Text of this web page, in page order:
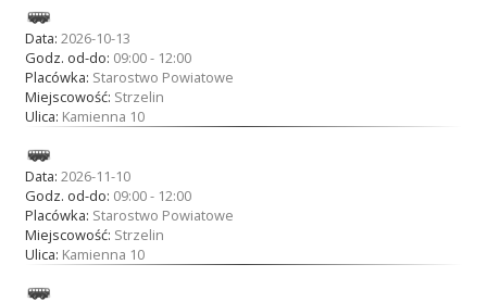
Data: 2026-10-13
Godz. od-do: 09:00 - 12:00
Placówka: Starostwo Powiatowe
Miejscowość: Strzelin
Ulica: Kamienna 10
Data: 2026-11-10
Godz. od-do: 09:00 - 12:00
Placówka: Starostwo Powiatowe
Miejscowość: Strzelin
Ulica: Kamienna 10